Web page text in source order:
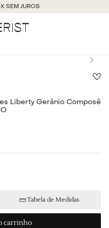
SEM JUROS
Liberty Gerânio Composê
Tabela de Medidas
carrinho